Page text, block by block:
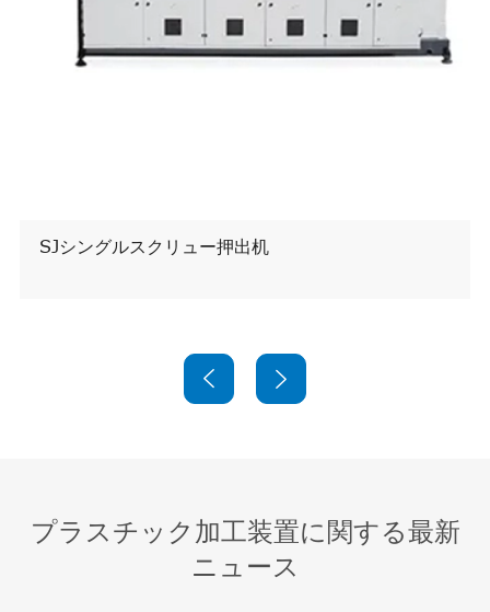
SJシングルスクリュー押出机
 
プラスチック加工装置に関する最新
ニュース